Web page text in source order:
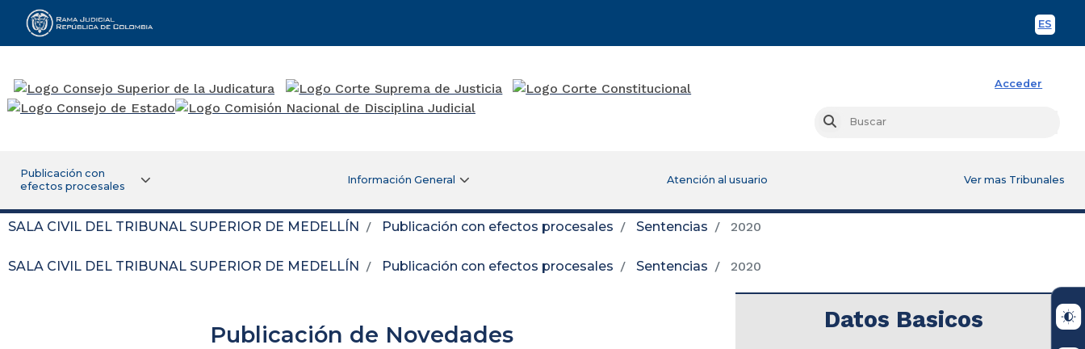
ES
Rama Judicial
Acceder
Buscar
Publicación con
efectos procesales
Información General Atención al usuario Ver mas Tribunales
SALA CIVIL DEL TRIBUNAL SUPERIOR DE MEDELLÍN Publicación con efectos procesales Sentencias 2020
SALA CIVIL DEL TRIBUNAL SUPERIOR DE MEDELLÍN Publicación con efectos procesales Sentencias 2020
Publicación de Novedades
Datos Basicos